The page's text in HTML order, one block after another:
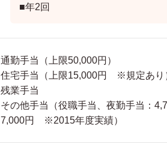
■年2回
通勤手当（上限50,000円）
住宅手当（上限15,000円 ※規定あり
残業手当
その他手当（役職手当、夜勤手当：
7,000円 ※2015年度実績）